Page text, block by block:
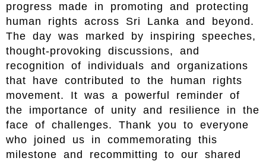
progress made in promoting and protecting
human rights across Sri Lanka and beyond.
The day was marked by inspiring speeches,
thought-provoking discussions, and
recognition of individuals and organizations
that have contributed to the human rights
movement. It was a powerful reminder of
the importance of unity and resilience in the
face of challenges. Thank you to everyone
who joined us in commemorating this
milestone and recommitting to our shared